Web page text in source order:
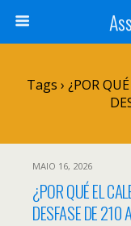
Tags › ¿POR
MAIO 16, 2026
¿POR QUÉ EL
DESFASE DE 210